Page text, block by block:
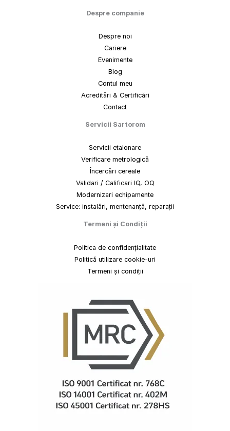
Despre companie
Despre noi
Cariere
Evenimente
Blog
Contul meu
Acreditări & Certificări
Contact
Servicii Sartorom
Servicii etalonare
Verificare metrologică
Încercări cereale
Validari / Calificari IQ, OQ
Modernizari echipamente
Service: instalări, mentenanță, reparații
Termeni și Condiții
Politica de confidențialitate
Politică utilizare cookie-uri
Termeni și condiții